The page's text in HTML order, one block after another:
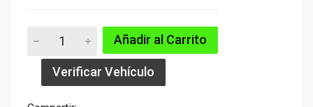
Añadir al Carrito
Verificar Vehículo